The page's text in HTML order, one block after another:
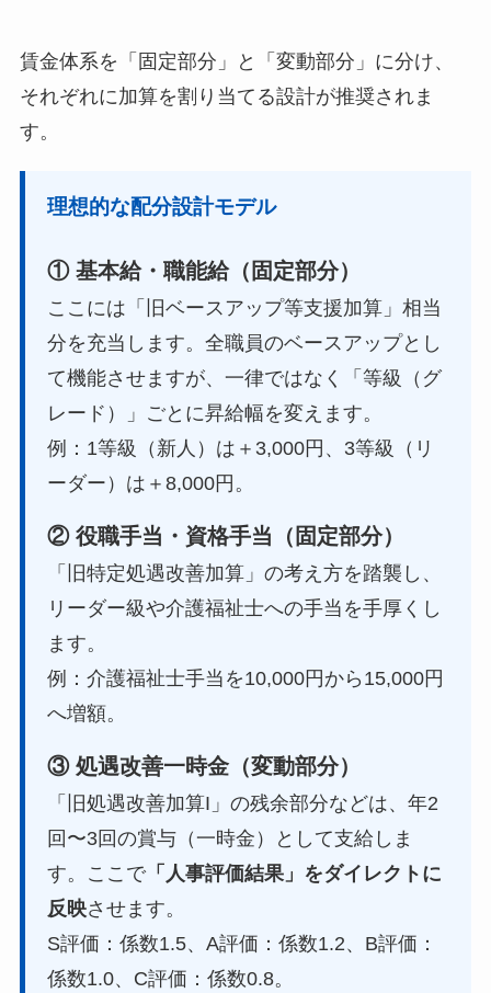
賃金体系を「固定部分」と「変動部分」に分け、
それぞれに加算を割り当てる設計が推奨されま
す。
理想的な配分設計モデル
① 基本給・職能給（固定部分）
ここには「旧ベースアップ等支援加算」相当
分を充当します。全職員のベースアップとし
て機能させますが、一律ではなく「等級（グ
レード）」ごとに昇給幅を変えます。
例：1等級（新人）は＋3,000円、3等級（リ
ーダー）は＋8,000円。
② 役職手当・資格手当（固定部分）
「旧特定処遇改善加算」の考え方を踏襲し、
リーダー級や介護福祉士への手当を手厚くし
ます。
例：介護福祉士手当を10,000円から15,000円
へ増額。
③ 処遇改善一時金（変動部分）
「旧処遇改善加算I」の残余部分などは、年2
回〜3回の賞与（一時金）として支給しま
す。ここで「人事評価結果」をダイレクトに
反映させます。
S評価：係数1.5、A評価：係数1.2、B評価：
係数1.0、C評価：係数0.8。